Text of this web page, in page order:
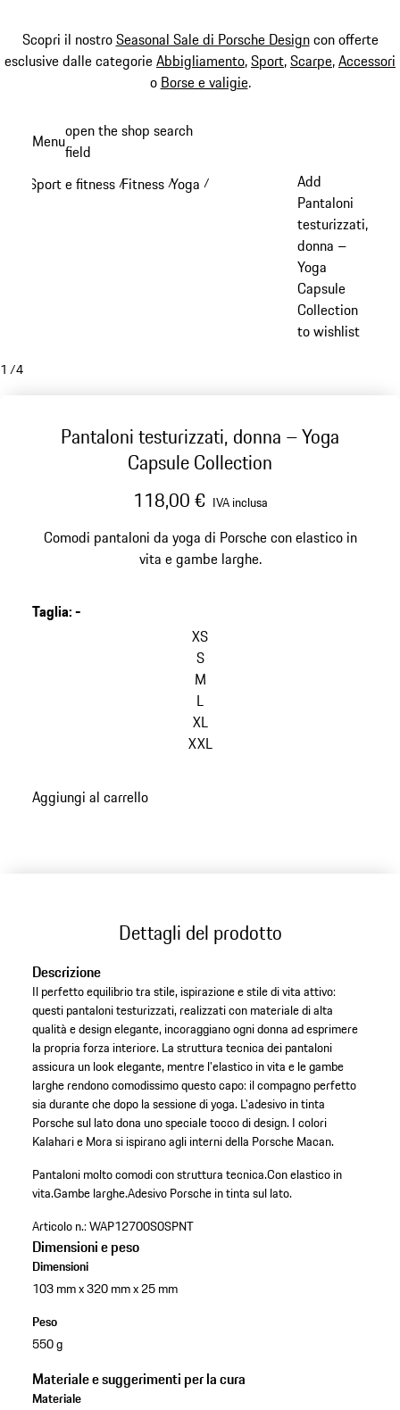
Scopri il nostroSeasonal Sale di Porsche Designcon offerte
esclusive dalle categorieAbbigliamento,Sport,Scarpe,Accessori
o Borse e valigie.
principale
Menuopen the shop search
field
Sport e fitness /Fitness /Yoga /
Add
Pantaloni
testurizzati,
donna –
Yoga
Capsule
Collection
to wishlist
1 /4
Pantaloni testurizzati, donna – Yoga
Capsule Collection
118,00 € IVA inclusa
Comodi pantaloni da yoga di Porsche con elastico in
vita e gambe larghe.
Taglia:-
XS
S
M
L
XL
XXL
Aggiungi al carrello
Dettagli del prodotto
Descrizione
Il perfetto equilibrio tra stile, ispirazione e stile di vita attivo:
questi pantaloni testurizzati, realizzati con materiale di alta
qualità e design elegante, incoraggiano ogni donna ad esprimere
la propria forza interiore. La struttura tecnica dei pantaloni
assicura un look elegante, mentre l'elastico in vita e le gambe
larghe rendono comodissimo questo capo: il compagno perfetto
sia durante che dopo la sessione di yoga. L'adesivo in tinta
Porsche sul lato dona uno speciale tocco di design. I colori
Kalahari e Mora si ispirano agli interni della Porsche Macan.
Pantaloni molto comodi con struttura tecnica.Con elastico in
vita.Gambe larghe.Adesivo Porsche in tinta sul lato.
Articolo n.:WAP12700S0SPNT
Dimensioni e peso
Dimensioni
103 mm x 320 mm x 25 mm
Peso
550 g
Materiale e suggerimenti per la cura
Materiale